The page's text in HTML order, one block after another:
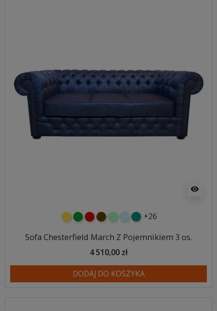
visibility
żółtyzielonyczerwony
czekoladowy
miętowybłękitny
turkusowy
+26
Sofa Chesterfield March Z Pojemnikiem 3 os.
4 510,00 zł
DODAJ DO KOSZYKA